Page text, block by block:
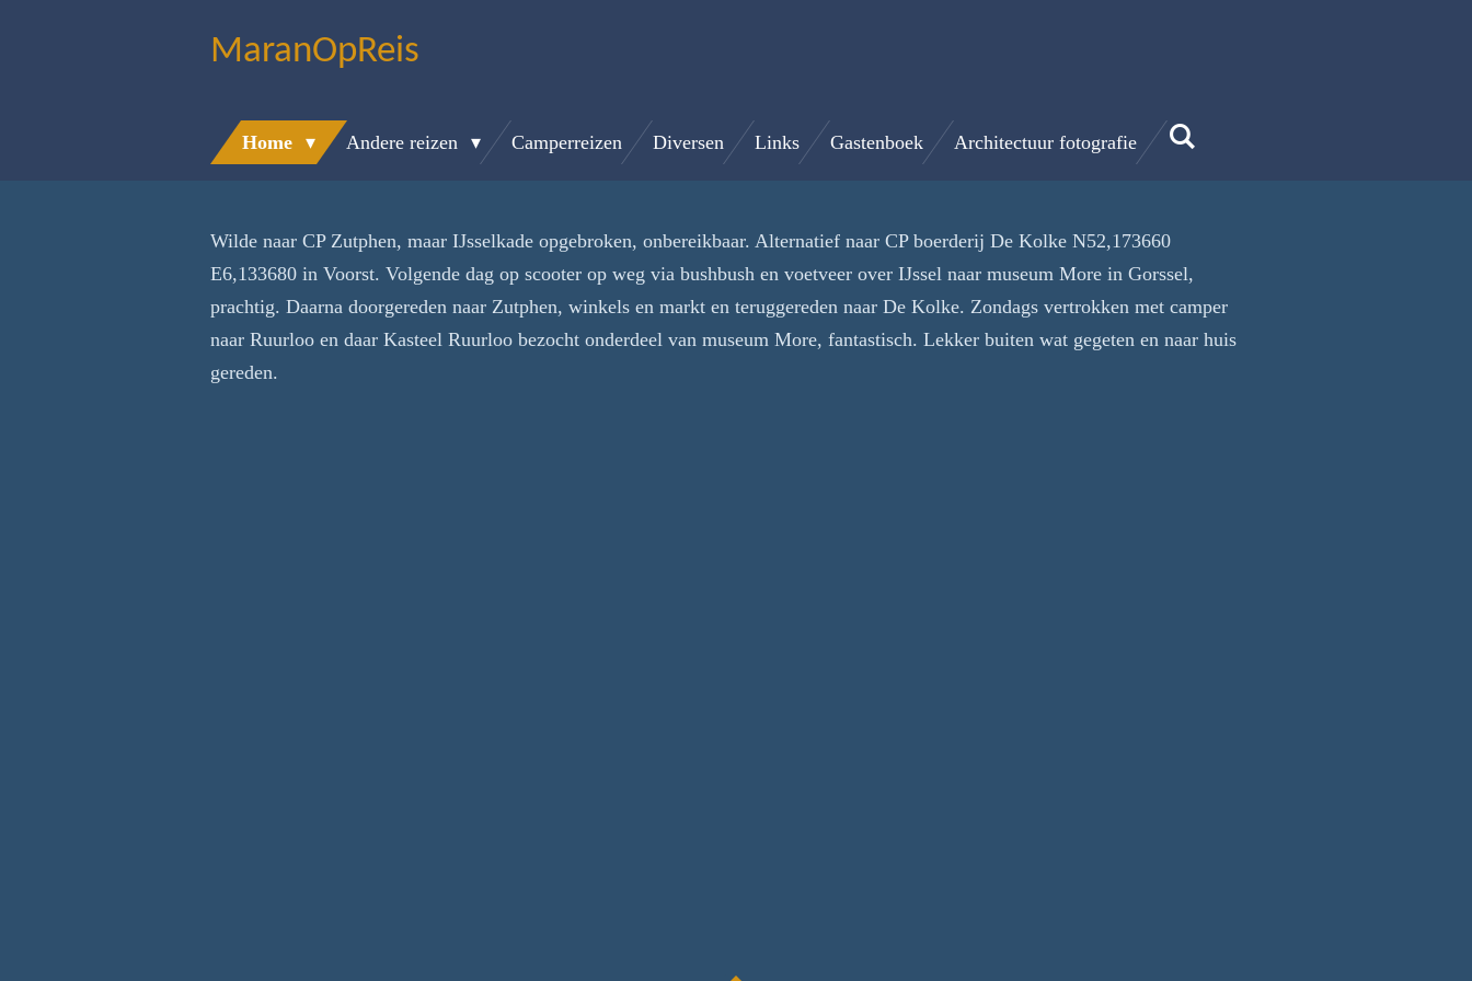
MaranOpReis
Home Andere reizen Camperreizen Diversen Links Gastenboek Architectuur fotografie
Wilde naar CP Zutphen, maar IJsselkade opgebroken, onbereikbaar. Alternatief naar CP boerderij De Kolke N52,173660
E6,133680 in Voorst. Volgende dag op scooter op weg via bushbush en voetveer over IJssel naar museum More in Gorssel,
prachtig. Daarna doorgereden naar Zutphen, winkels en markt en teruggereden naar De Kolke. Zondags vertrokken met camper
naar Ruurloo en daar Kasteel Ruurloo bezocht onderdeel van museum More, fantastisch. Lekker buiten wat gegeten en naar huis
gereden.